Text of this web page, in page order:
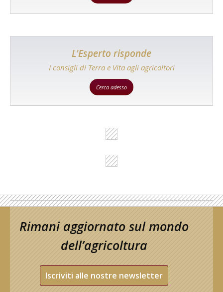
L'Esperto risponde
I consigli di Terra e Vita agli agricoltori
Cerca adesso
Rimani aggiornato sul mondo
dell’agricoltura
Iscriviti alle nostre newsletter